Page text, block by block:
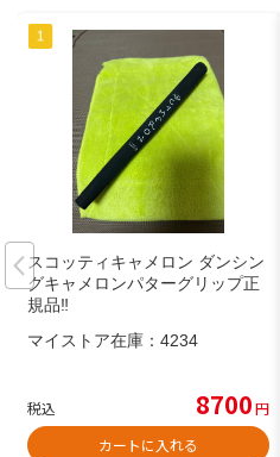
スコッティキャメロン ダンシン
グキャメロンパターグリップ正
規品‼️
マイストア在庫： 4234
税込 8700円
カートに入れる